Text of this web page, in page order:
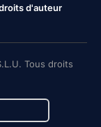
d'auteur
Tous droits